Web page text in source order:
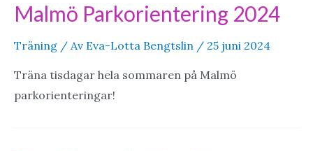
Malmö Parkorientering 2024
Träning / Av Eva-Lotta Bengtslin / 25 juni 2024
Träna tisdagar hela sommaren på Malmö
parkorienteringar!